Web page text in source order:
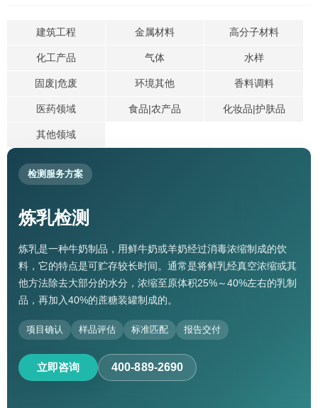
建筑工程 金属材料 高分子材料
化工产品 气体 水样
固废|危废 环境其他 香料调料
医药领域 食品|农产品 化妆品|护肤品
其他领域
检测服务方案
炼乳检测
炼乳是一种牛奶制品，用鲜牛奶或羊奶经过消毒浓缩制成的饮
料，它的特点是可贮存较长时间。通常是将鲜乳经真空浓缩或其
他方法除去大部分的水分，浓缩至原体积25%～40%左右的乳制
品，再加入40%的蔗糖装罐制成的。
项目确认 样品评估 标准匹配 报告交付
立即咨询 400-889-2690